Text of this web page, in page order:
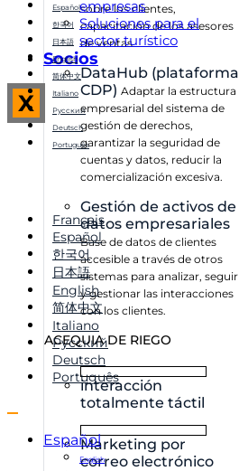
sobre los clientes,
capacitación de los asesores
de ventas
DataHub (plataforma
CDP) Adaptar la estructura
empresarial del sistema de
gestión de derechos,
garantizar la seguridad de
cuentas y datos, reducir la
comercialización excesiva.
Gestión de activos de
datos empresariales
Base de datos de clientes
accesible a través de otros
sistemas para analizar, seguir
y gestionar las interacciones
con los clientes.
ACEQUIA DE RIEGO
interacción
totalmente táctil
Marketing por
correo electrónico
empresas
Soluciones para el
sector turístico
Socios
X
Español
한국어
日本語
English
简体中文
Italiano
Русский
Deutsch
Português
Français
Español
한국어
日本語
English
简体中文
Italiano
Русский
Deutsch
Português
Español
English